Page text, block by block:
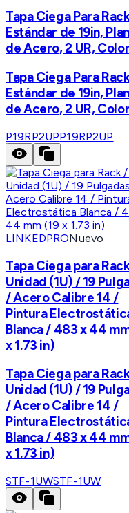
Tapa Ciega Para
Estándar de 19in,
de Acero, 2 UR,
Tapa Ciega Para
Estándar de 19in,
de Acero, 2 UR,
P19RP2UPP19RP2UP
LINKEDPRONuevo
Tapa Ciega para
Unidad (1U) / 19
/ Acero Calibre 14 /
Pintura
Blanca / 483 x 44
x 1.73 in)
Tapa Ciega para
Unidad (1U) / 19
/ Acero Calibre 14 /
Pintura
Blanca / 483 x 44
x 1.73 in)
STF-1UWSTF-1UW